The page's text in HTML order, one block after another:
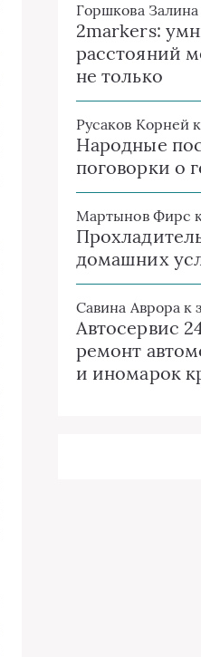
Горшкова Залина
2markers:
расстояний
не только
Русаков Корней
Народные
поговорки о
Мартынов Фирс
домашних
Савина Аврора к
Автосервис
ремонт
и иномарок